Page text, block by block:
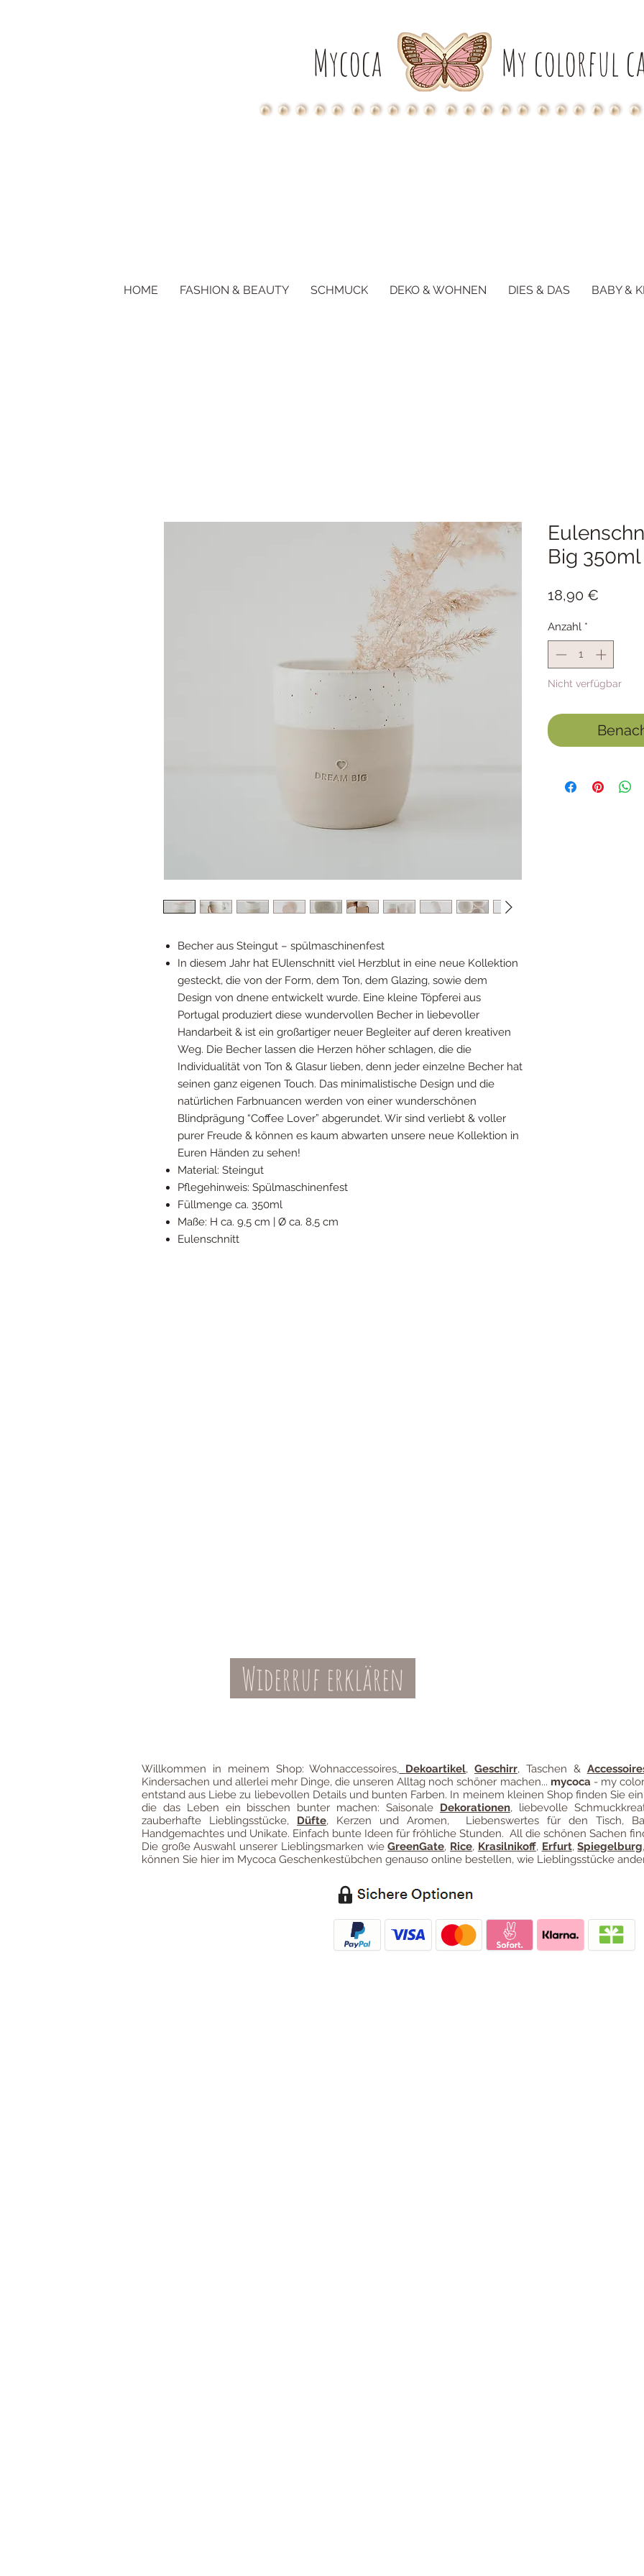
Mycoca My colorful
HOME FASHION & BEAUTY SCHMUCK DEKO & WOHNEN DIES & DAS BABY &
Becher aus Steingut – spülmaschinenfest
In diesem Jahr hat EUlenschnitt viel Herzblut in eine neue Kollektion
gesteckt, die von der Form, dem Ton, dem Glazing, sowie dem
Design von dnene entwickelt wurde. Eine kleine Töpferei aus
Portugal produziert diese wundervollen Becher in liebevoller
Handarbeit & ist ein großartiger neuer Begleiter auf deren kreativen
Weg. Die Becher lassen die Herzen höher schlagen, die die
Individualität von Ton & Glasur lieben, denn jeder einzelne Becher hat
seinen ganz eigenen Touch. Das minimalistische Design und die
natürlichen Farbnuancen werden von einer wunderschönen
Blindprägung “Coffee Lover” abgerundet. Wir sind verliebt & voller
purer Freude & können es kaum abwarten unsere neue Kollektion in
Euren Händen zu sehen!
Material: Steingut
Pflegehinweis: Spülmaschinenfest
Füllmenge ca. 350ml
Maße: H ca. 9,5 cm | Ø ca. 8,5 cm
Eulenschnitt
Big 350ml
18,90 €
Anzahl *
Nicht verfügbar
Widerruf erklären
Willkommen in meinem Shop: Wohnaccessoires, Dekoartikel,Geschirr, Taschen &
Kindersachen und allerlei mehr Dinge, die unseren Alltag noch schöner machen... mycoca - my
entstand aus Liebe zu liebevollen Details und bunten Farben. In meinem kleinen Shop finden Sie
die das Leben ein bisschen bunter machen: Saisonale Dekorationen, liebevolle
zauberhafte Lieblingsstücke, Düfte, Kerzen und Aromen, Liebenswertes für den Tisch,
Handgemachtes und Unikate. Einfach bunte Ideen für fröhliche Stunden. All die schönen Sachen
Die große Auswahl unserer Lieblingsmarken wieGreenGate, Rice, Krasilnikoff, Erfurt,Spiegelburg,
können Sie hier im Mycoca Geschenkestübchen genauso online bestellen, wie Lieblingsstücke